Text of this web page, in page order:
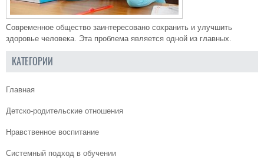
Современное общество заинтересовано сохранить и улучшить
здоровье человека. Эта проблема является одной из главных.
КАТЕГОРИИ
Главная
Детско-родительские отношения
Нравственное воспитание
Системный подход в обучении